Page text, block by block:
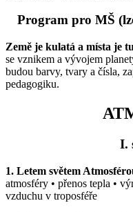
Program pro MŠ
Země je kulatá a místa je
se vznikem a vývojem
budou barvy, tvary a čísla,
pedagogiku.
I.
1. Letem světem
atmosféry • přenos tepla •
vzduchu v troposféře